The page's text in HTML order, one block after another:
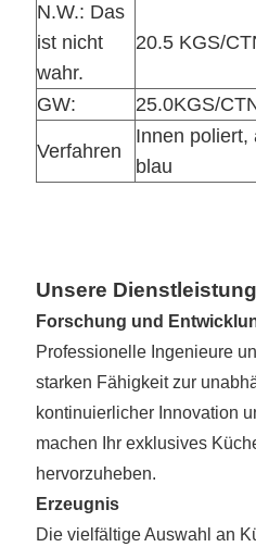
N.W.: Das
ist nicht
wahr.
20.5 KGS/
GW: 25.0KGS/
Verfahren
Innen poliert,
blau
Unsere
Forschung und
Professionelle Ingenieure
starken Fähigkeit zur
kontinuierlicher Innovation
machen Ihr exklusives
hervorzuheben.
Erzeugnis
Die vielfältige Auswahl an